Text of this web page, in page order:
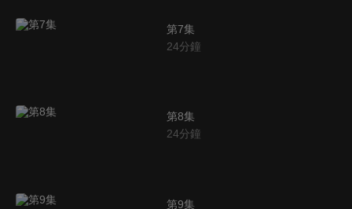
第7集
24分鐘
第8集
24分鐘
第9集